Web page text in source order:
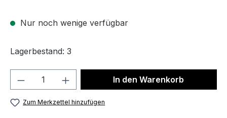
Nur noch wenige verfügbar
Lagerbestand: 3
Produkt Anzahl: Gib denIn den Warenkorb
Zum Merkzettel hinzufügen